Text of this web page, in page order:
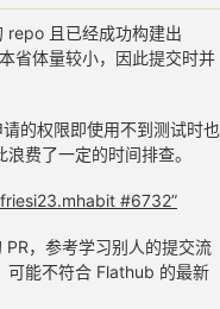
repo 且已经成功构建出
省体量较小，因此提交时并
的权限即使用不到测试时也
费了一定的时间排查。
#6732”
，参考学习别人的提交流
可能不符合 Flathub 的最新